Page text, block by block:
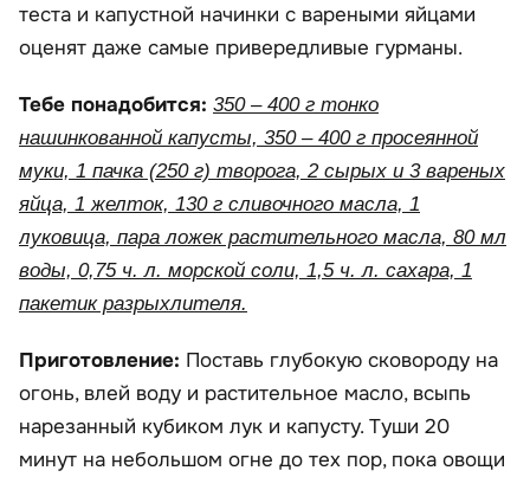
теста и капустной начинки с вареными яйцами
оценят даже самые привередливые гурманы.
Тебе понадобится: 350 – 400 г тонко
нашинкованной капусты, 350 – 400 г просеянной
муки, 1 пачка (250 г) творога, 2 сырых и 3 вареных
яйца, 1 желток, 130 г сливочного масла, 1
луковица, пара ложек растительного масла, 80 мл
воды, 0,75 ч. л. морской соли, 1,5 ч. л. сахара, 1
пакетик разрыхлителя.
Приготовление: Поставь глубокую сковороду на
огонь, влей воду и растительное масло, всыпь
нарезанный кубиком лук и капусту. Туши 20
минут на небольшом огне до тех пор, пока овощи